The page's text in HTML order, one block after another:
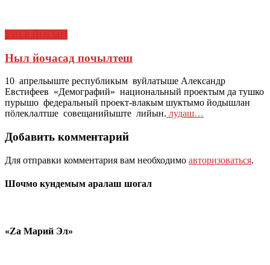
Ныл йочасад почылтеш
10 апрельыште республикым вуйлатыше Александр
Евстифеев «Демографий» национальный проектым да тушко
пурышо федеральный проект-влакым шуктымо йодышлан
пӧлеклалтше совещанийыште лийын. лудаш…
Добавить комментарий
Для отправки комментария вам необходимо авторизоваться.
Шочмо кундемым аралаш шогал
«Zа Марий Эл»